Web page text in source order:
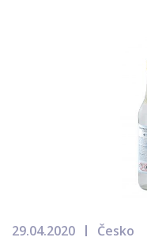
29.04.2020 Česko